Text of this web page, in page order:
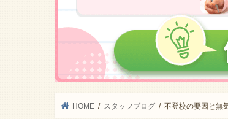
HOME スタッフブログ 不登校の要因と無